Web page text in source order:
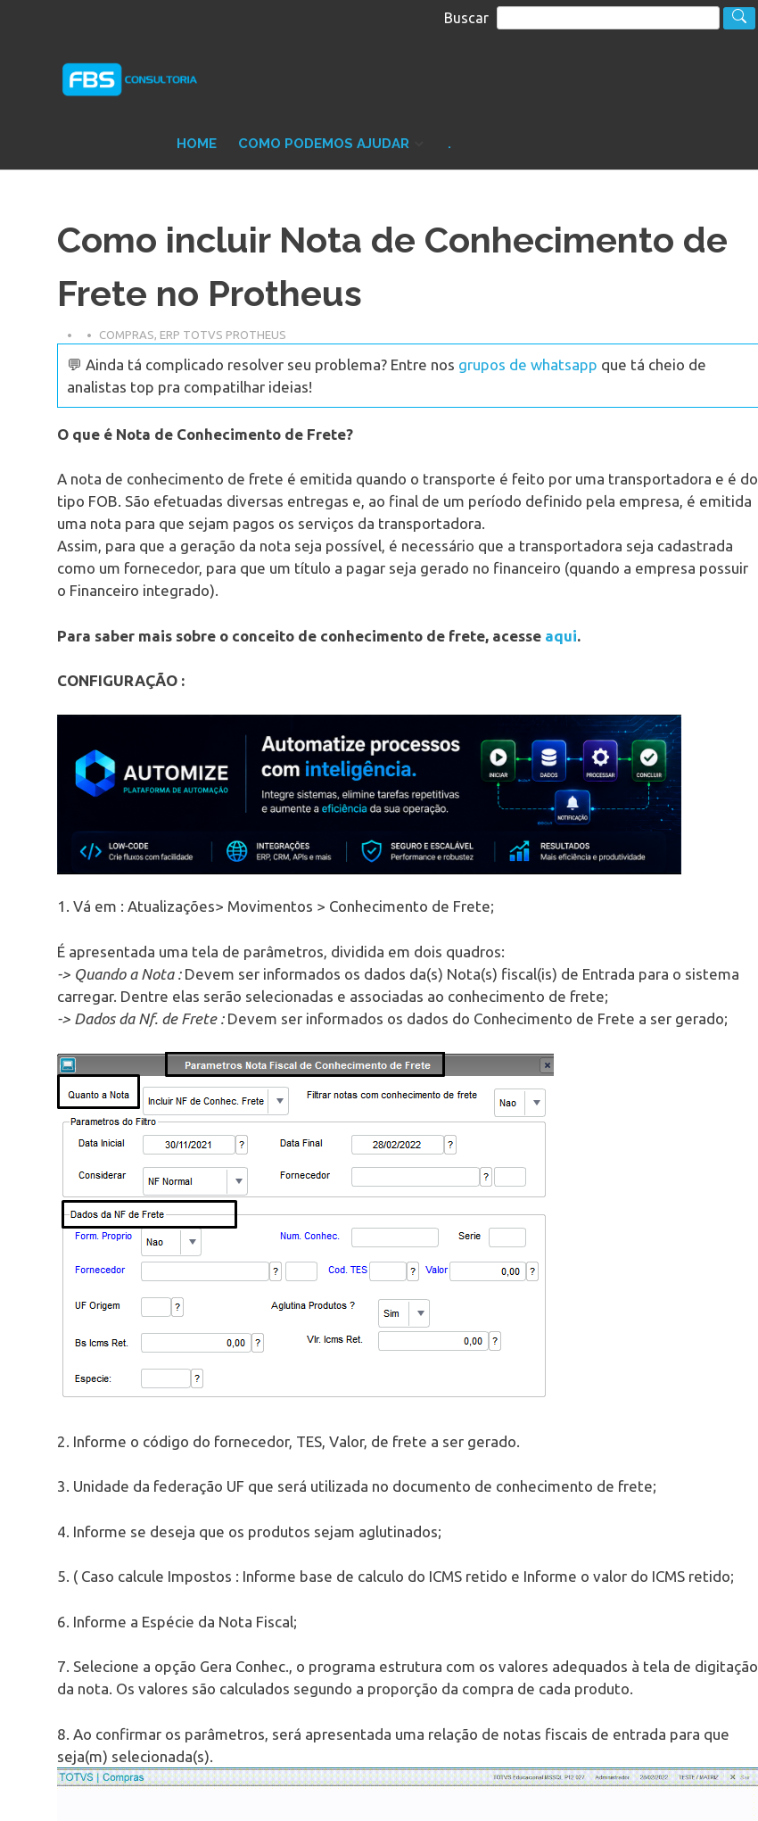
Buscar
Protheus
TOTVS
HOME COMO PODEMOS AJUDAR .
Como incluir Nota de Conhecimento de
Frete no Protheus
COMPRAS ERP TOTVS PROTHEUS
💬 Ainda tá complicado resolver seu problema? Entre nos grupos de whatsapp que tá cheio de
analistas top pra compatilhar ideias!
O que é Nota de Conhecimento de Frete?
A nota de conhecimento de frete é emitida quando o transporte é feito por uma transportadora e é do
tipo FOB. São efetuadas diversas entregas e, ao final de um período definido pela empresa, é emitida
uma nota para que sejam pagos os serviços da transportadora.
Assim, para que a geração da nota seja possível, é necessário que a transportadora seja cadastrada
como um fornecedor, para que um título a pagar seja gerado no financeiro (quando a empresa possuir
o Financeiro integrado).
Para saber mais sobre o conceito de conhecimento de frete, acesse aqui.
CONFIGURAÇÃO :
1. Vá em : Atualizações> Movimentos > Conhecimento de Frete;
É apresentada uma tela de parâmetros, dividida em dois quadros:
-> Quando a Nota :Devem ser informados os dados da(s) Nota(s) fiscal(is) de Entrada para o sistema
carregar. Dentre elas serão selecionadas e associadas ao conhecimento de frete;
-> Dados da Nf. de Frete :Devem ser informados os dados do Conhecimento de Frete a ser gerado;
2. Informe o código do fornecedor, TES, Valor, de frete a ser gerado.
3. Unidade da federação UF que será utilizada no documento de conhecimento de frete;
4. Informe se deseja que os produtos sejam aglutinados;
5. ( Caso calcule Impostos : Informe base de calculo do ICMS retido e Informe o valor do ICMS retido;
6. Informe a Espécie da Nota Fiscal;
7. Selecione a opção Gera Conhec., o programa estrutura com os valores adequados à tela de digitação
da nota. Os valores são calculados segundo a proporção da compra de cada produto.
8. Ao confirmar os parâmetros, será apresentada uma relação de notas fiscais de entrada para que
seja(m) selecionada(s).